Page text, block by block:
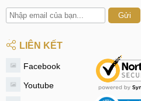
Gửi
LIÊN KẾT
Facebook
Youtube